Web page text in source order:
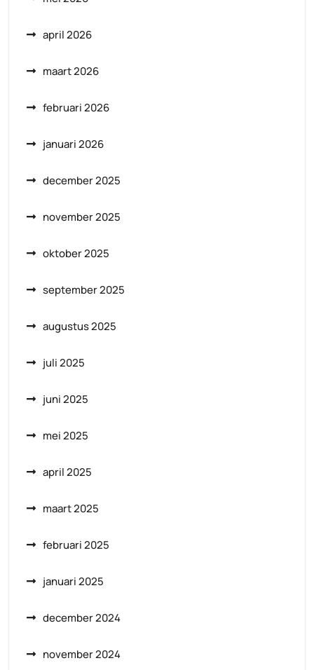
april 2026
maart 2026
februari 2026
januari 2026
december 2025
november 2025
oktober 2025
september 2025
augustus 2025
juli 2025
juni 2025
mei 2025
april 2025
maart 2025
februari 2025
januari 2025
december 2024
november 2024